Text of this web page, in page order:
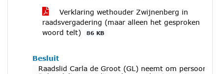
Verklaring wethouder Zwijnenberg in
raadsvergadering (maar alleen het gesproken
woord telt)
86 KB
Besluit
Raadslid Carla de Groot (GL) neemt om